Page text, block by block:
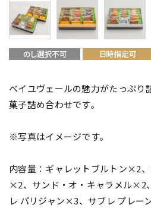
ベイユヴェールの魅力がたっぷり
菓子詰め合わせです。
※写真はイメージです。
内容量：ギャレットブルトン×2
×2、サンド・オ・キャラメル×2
レ パリジャン×3、サブレ プレー